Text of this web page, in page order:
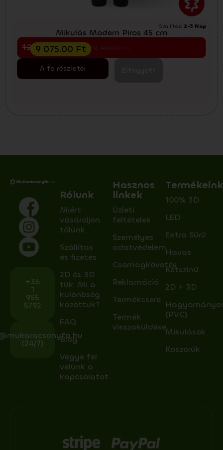
Szállítás: 2-3 Nap
Mikulás Modern Piros 45 cm
Előkarácsonyi kiárusítás
12 100.00Ft
9 075.00 Ft
A fa részletei
+36
1
955
5792
(24/7)
Rólunk
Miért
vásároljon
tőlünk
Szállítas
és fizetés
2D és 3D
tűk. Mi a
különbség
közöttük?
FAQ
Blog
Vegye fel
velünk a
kapcsolatot
Hasznos
linkek
Üzleti
feltételek
Személyes
adatvédelem
Csomagkövetés
Reklamáció
Termékcsere
Termék
visszaküldése
100% 3D
LED
Extra Sűrű
Havas
Kétszínű
2D + 3D
(PVC)
Mikulások
Koszorúk